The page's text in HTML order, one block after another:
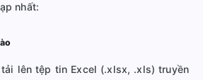
nhất:
lên tệp tin Excel (.xlsx, .xls) truyền